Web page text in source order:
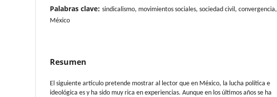
Palabras clave: sindicalismo, movimientos sociales, sociedad civil, convergencia,
México
Resumen
El siguiente artículo pretende mostrar al lector que en México, la lucha política e
ideológica es y ha sido muy rica en experiencias. Aunque en los últimos años se ha